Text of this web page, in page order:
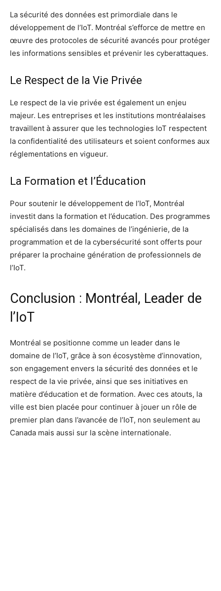
La sécurité des données est primordiale dans le
développement de l’IoT. Montréal s’efforce de mettre en
œuvre des protocoles de sécurité avancés pour protéger
les informations sensibles et prévenir les cyberattaques.
Le Respect de la Vie Privée
Le respect de la vie privée est également un enjeu
majeur. Les entreprises et les institutions montréalaises
travaillent à assurer que les technologies IoT respectent
la confidentialité des utilisateurs et soient conformes aux
réglementations en vigueur.
La Formation et l’Éducation
Pour soutenir le développement de l’IoT, Montréal
investit dans la formation et l’éducation. Des programmes
spécialisés dans les domaines de l’ingénierie, de la
programmation et de la cybersécurité sont offerts pour
préparer la prochaine génération de professionnels de
l’IoT.
Conclusion : Montréal, Leader de
l’IoT
Montréal se positionne comme un leader dans le
domaine de l’IoT, grâce à son écosystème d’innovation,
son engagement envers la sécurité des données et le
respect de la vie privée, ainsi que ses initiatives en
matière d’éducation et de formation. Avec ces atouts, la
ville est bien placée pour continuer à jouer un rôle de
premier plan dans l’avancée de l’IoT, non seulement au
Canada mais aussi sur la scène internationale.